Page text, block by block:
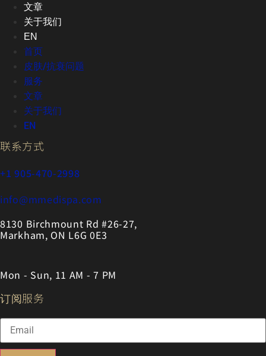
文章
关于我们
EN
首页
皮肤/抗衰问题
服务
文章
关于我们
EN
联系方式
+1 905-470-2998
info@mmedispa.com
8130 Birchmount Rd #26-27,
Markham, ON L6G 0E3
Mon - Sun, 11 AM - 7 PM
订阅服务